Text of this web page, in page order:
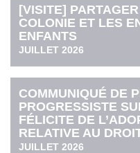
[VISITE]
COLONIE ET LES
ENFANTS
JUILLET 2026
COMMUNIQUÉ DE
PROGRESSISTE
FÉLICITE DE
RELATIVE AU
JUILLET 2026